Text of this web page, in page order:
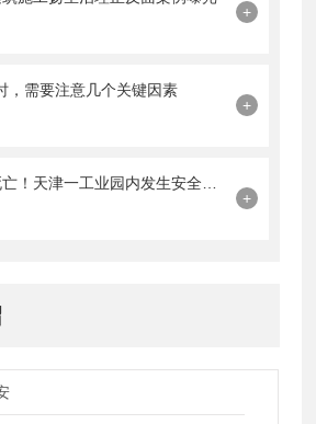
+
，需要注意几个关键因素
+
+